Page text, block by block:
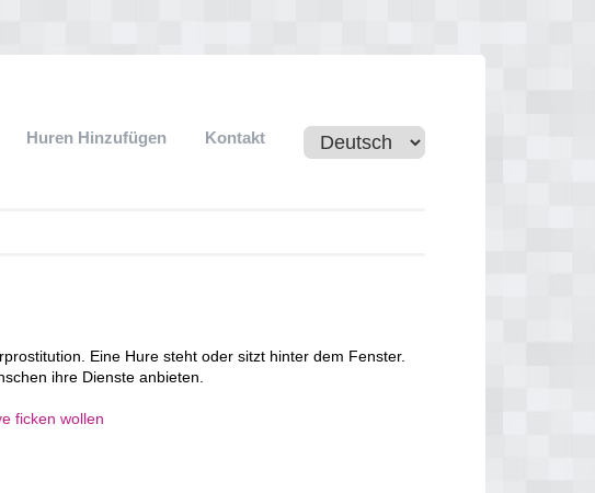
Huren Hinzufügen Kontakt
Eine Hure steht oder sitzt hinter dem Fenster.
ihre Dienste anbieten.
ficken wollen